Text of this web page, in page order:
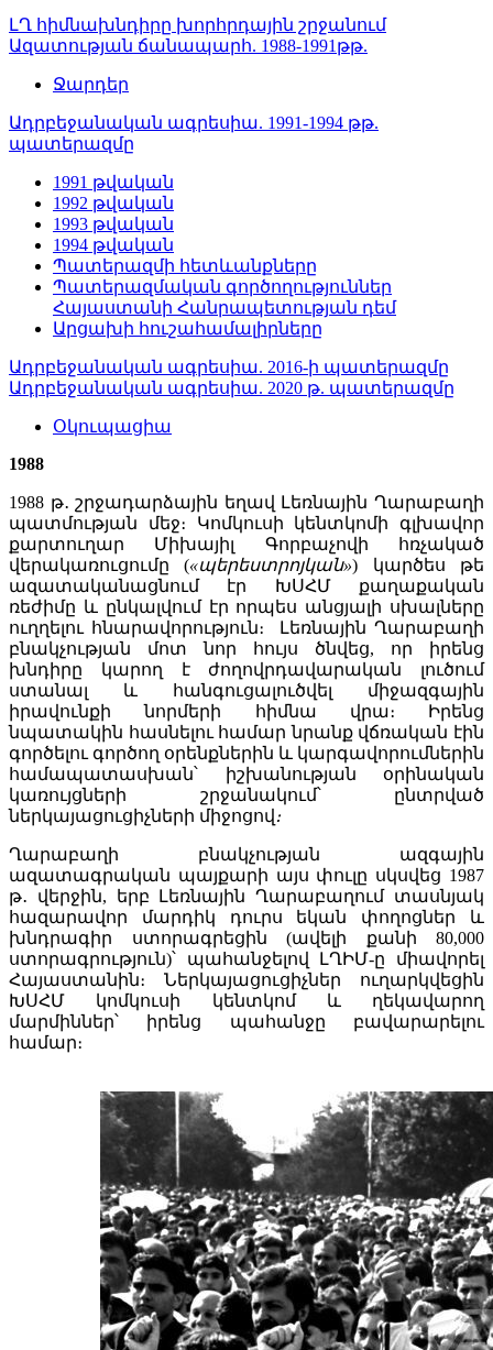
ԼՂ հիմնախնդիրը խորհրդային շրջանում
Ազատության ճանապարհ. 1988-1991թթ.
Ջարդեր
Ադրբեջանական ագրեսիա. 1991-1994 թթ.
պատերազմը
1991 թվական
1992 թվական
1993 թվական
1994 թվական
Պատերազմի հետևանքները
Պատերազմական գործողություններ
Հայաստանի Հանրապետության դեմ
Արցախի հուշահամալիրները
Ադրբեջանական ագրեսիա. 2016-ի պատերազմը
Ադրբեջանական ագրեսիա. 2020 թ. պատերազմը
Օկուպացիա
1988
1988 թ․ շրջադարձային եղավ Լեռնային Ղարաբաղի
պատմության մեջ։ Կոմկուսի կենտկոմի գլխավոր
քարտուղար Միխայիլ Գորբաչովի հռչակած
վերակառուցումը («պերեստրոյկան») կարծես թե
ազատականացնում էր ԽՍՀՄ քաղաքական
ռեժիմը և ընկալվում էր որպես անցյալի սխալները
ուղղելու հնարավորություն։ Լեռնային Ղարաբաղի
բնակչության մոտ նոր հույս ծնվեց, որ իրենց
խնդիրը կարող է ժողովրդավարական լուծում
ստանալ և հանգուցալուծվել միջազգային
իրավունքի նորմերի հիմնա վրա։ Իրենց
նպատակին հասնելու համար նրանք վճռական էին
գործելու գործող օրենքներին և կարգավորումներին
համապատասխան՝ իշխանության օրինական
կառույցների շրջանակում՝ ընտրված
ներկայացուցիչների միջոցով ։
Ղարաբաղի բնակչության ազգային
ազատագրական պայքարի այս փուլը սկսվեց 1987
թ․ վերջին, երբ Լեռնային Ղարաբաղում տասնյակ
հազարավոր մարդիկ դուրս եկան փողոցներ և
խնդրագիր ստորագրեցին (ավելի քանի 80,000
ստորագրություն)՝ պահանջելով ԼՂԻՄ-ը միավորել
Հայաստանին։ Ներկայացուցիչներ ուղարկվեցին
ԽՍՀՄ կոմկուսի կենտկոմ և ղեկավարող
մարմիններ՝ իրենց պահանջը բավարարելու
համար։